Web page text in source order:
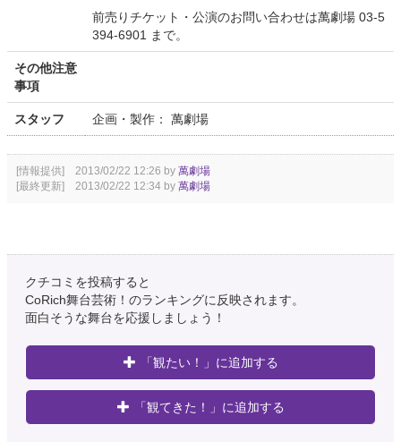
前売りチケット・公演のお問い合わせは萬劇場 03-5
394-6901 まで。
その他注意
事項
スタッフ 企画・製作： 萬劇場
[情報提供] 2013/02/22 12:26 by 萬劇場
[最終更新] 2013/02/22 12:34 by 萬劇場
クチコミを投稿すると
CoRich舞台芸術！のランキングに反映されます。
面白そうな舞台を応援しましょう！
「観たい！」に追加する
「観てきた！」に追加する